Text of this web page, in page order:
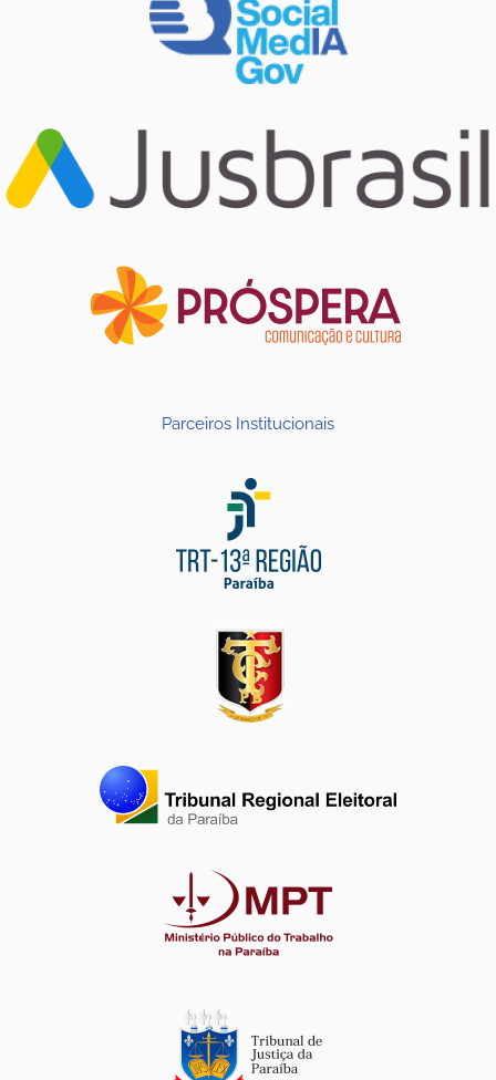
Parceiros Institucionais